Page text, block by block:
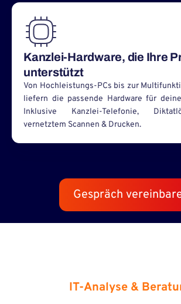
Kanzlei-Hardware, die Ihre
unterstützt
Von Hochleistungs-PCs bis zur
liefern die passende Hardware für
Inklusive Kanzlei-Telefonie,
vernetztem Scannen & Drucken.
Gespräch
IT-Analyse &